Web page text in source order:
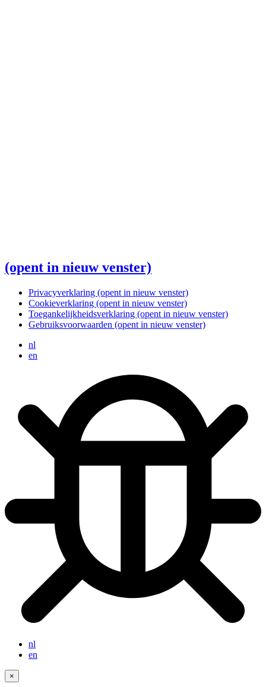
(opent in nieuw venster)
Privacyverklaring (opent in nieuw venster)
Cookieverklaring (opent in nieuw venster)
Toegankelijkheidsverklaring (opent in nieuw venster)
Gebruiksvoorwaarden (opent in nieuw venster)
nl
en
nl
en
×